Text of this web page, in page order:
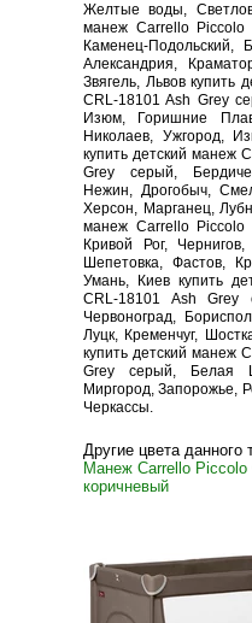
Желтые воды,
манеж Carrello Piccolo
Каменец-Подольский,
Александрия,
Звягель, Львов купить
CRL-18101 Ash Grey
Изюм, Горишние
Николаев, Ужгород,
купить детский манеж
Grey серый,
Нежин, Дрогобыч,
Херсон, Марганец,
манеж Carrello Piccolo
Кривой Рог,
Шепетовка, Фастов,
Умань, Киев купить
CRL-18101 Ash Grey
Червоноград,
Луцк, Кременчуг,
купить детский манеж
Grey серый, Белая
Миргород, Запорожье,
Черкассы.
Другие цвета данного
Манеж Carrello Piccolo
коричневый